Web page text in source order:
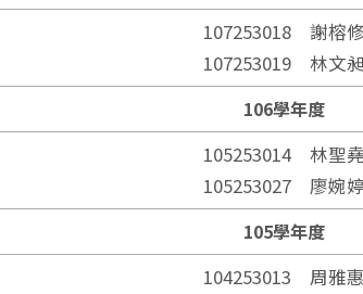
107253018 謝榕修
107253019 林文昶
106學年度
105253014 林聖堯
105253027 廖婉
105學年度
104253013 周雅惠